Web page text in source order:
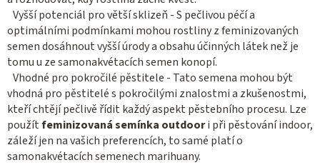
Vyšší potenciál pro větší sklizeň - S pečlivou péčí a
optimálními podmínkami mohou rostliny z feminizovaných
semen dosáhnout vyšší úrody a obsahu účinných látek než je
tomu u ze samonakvétacích semen konopí.
Vhodné pro pokročilé pěstitele - Tato semena mohou být
vhodná pro pěstitelé s pokročilými znalostmi a zkušenostmi,
kteří chtějí pečlivě řídit každý aspekt pěstebního procesu. Lze
použítfeminizovaná semínka outdoori při pěstování indoor,
záleží jen na vašich preferencích, to samé platí o
samonakvétacích semenech marihuany.